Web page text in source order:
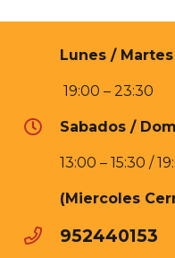
Lunes /
19:00 – 23:30
Sabados /
13:00 – 15:30 /
(Miercoles
952440153